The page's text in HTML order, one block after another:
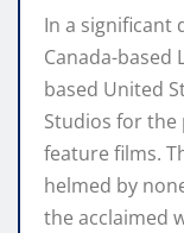
In a significant
Canada-based
based United
Studios for
feature films.
helmed by
the acclaimed